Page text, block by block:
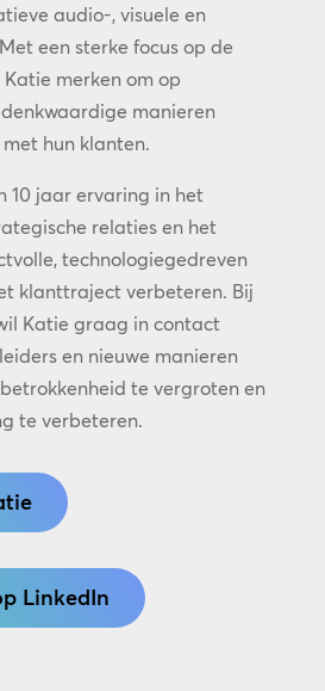
audio-, visuele en
een sterke focus op de
merken om op
manieren
hun klanten.
10 jaar ervaring in het
relaties en het
technologiegedreven
klanttraject verbeteren. Bij
Katie graag in contact
en nieuwe manieren
te vergroten en
te verbeteren.
LinkedIn